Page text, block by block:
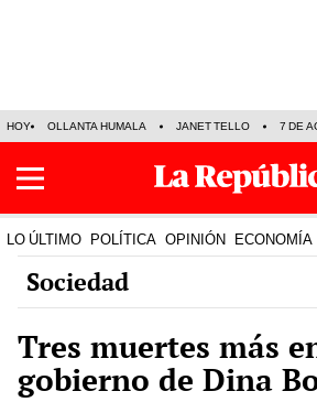
HOY OLLANTA HUMALA JANET TELLO 7 DE
LO ÚLTIMO POLÍTICA OPINIÓN ECONOMÍA
Sociedad
Tres muertes más
gobierno de Dina